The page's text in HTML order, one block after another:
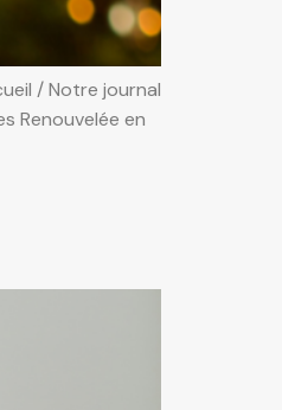
/ Notre journal
Renouvelée en